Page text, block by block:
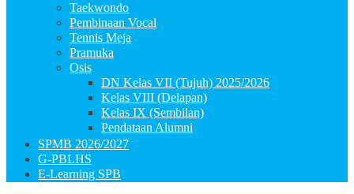
Taekwondo
Pembinaan Vocal
Tennis Meja
Pramuka
Osis
DN Kelas VII (Tujuh) 2025/2026
Kelas VIII (Delapan)
Kelas IX (Sembilan)
Pendataan Alumni
SPMB 2026/2027
G-PBLHS
E-Learning SPB